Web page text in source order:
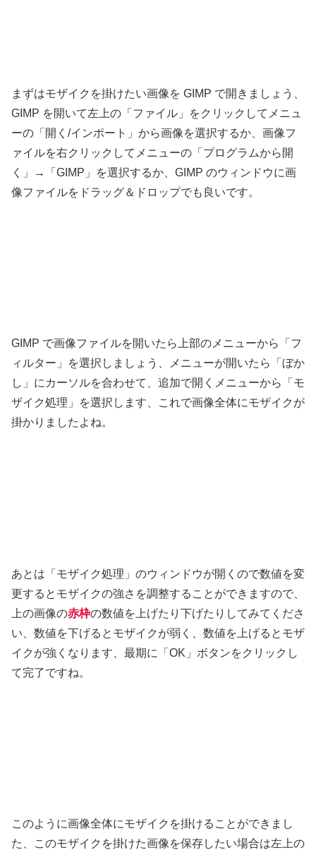
まずはモザイクを掛けたい画像を GIMP で開きましょう、
GIMP を開いて左上の「ファイル」をクリックしてメニュ
ーの「開く/インポート」から画像を選択するか、画像フ
ァイルを右クリックしてメニューの「プログラムから開
く」→「GIMP」を選択するか、GIMP のウィンドウに画
像ファイルをドラッグ＆ドロップでも良いです。
GIMP で画像ファイルを開いたら上部のメニューから「フ
ィルター」を選択しましょう、メニューが開いたら「ぼか
し」にカーソルを合わせて、追加で開くメニューから「モ
ザイク処理」を選択します、これで画像全体にモザイクが
掛かりましたよね。
あとは「モザイク処理」のウィンドウが開くので数値を変
更するとモザイクの強さを調整することができますので、
上の画像の赤枠の数値を上げたり下げたりしてみてくださ
い、数値を下げるとモザイクが弱く、数値を上げるとモザ
イクが強くなります、最期に「OK」ボタンをクリックし
て完了ですね。
このように画像全体にモザイクを掛けることができまし
た、このモザイクを掛けた画像を保存したい場合は左上の